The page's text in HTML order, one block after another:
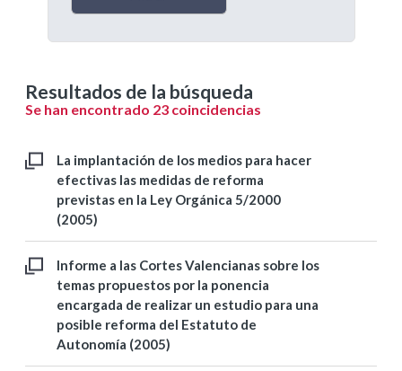
Resultados de la búsqueda
Se han encontrado 23 coincidencias
La implantación de los medios para hacer
efectivas las medidas de reforma
previstas en la Ley Orgánica 5/2000
(2005)
Informe a las Cortes Valencianas sobre los
temas propuestos por la ponencia
encargada de realizar un estudio para una
posible reforma del Estatuto de
Autonomía (2005)